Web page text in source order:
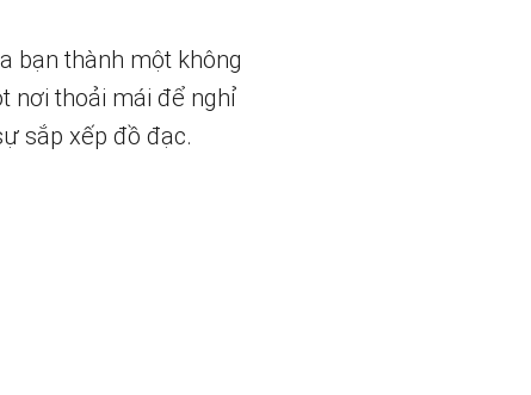
bạn thành một không
nơi thoải mái để nghỉ
sắp xếp đồ đạc.